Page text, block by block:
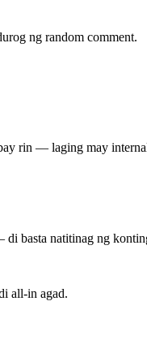
ng random comment.
rin — laging may
basta natitinag ng
all-in agad.